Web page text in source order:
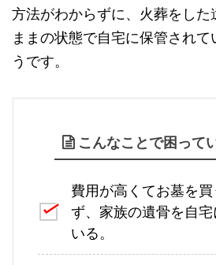
方法がわからずに、火葬をした
ままの状態で自宅に保管されて
うです。
こんなことで困って
費用が高くてお墓を
ず、家族の遺骨を自
いる。